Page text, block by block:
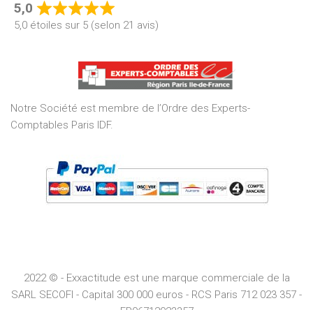
5,0
Rated
5,0
of
5
5,0 étoiles sur 5 (selon 21 avis)
Notre Société est membre de l’Ordre des Experts-
Comptables Paris IDF.
2022 © - Exxactitude est une marque commerciale de la
SARL SECOFI - Capital 300 000 euros - RCS Paris 712 023 357 -